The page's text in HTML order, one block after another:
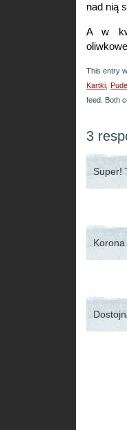
nad nią
A w
This entry
Kartki
feed. Both
3
Super!
Korona